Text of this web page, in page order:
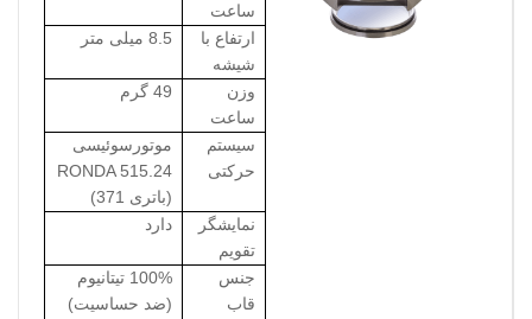
ساعت
ارتفاع با
شیشه
8.5 میلی متر
وزن
ساعت
49 گرم
سیستم
حرکتی
موتورسوئیسی
RONDA 515.24
(باتری 371)
نمایشگر
تقویم
دارد
جنس
قاب
100% تیتانیوم
(ضد حساسیت)